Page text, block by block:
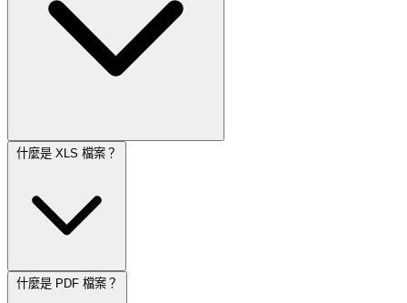
什麼是 XLS 檔案？
什麼是 PDF 檔案？